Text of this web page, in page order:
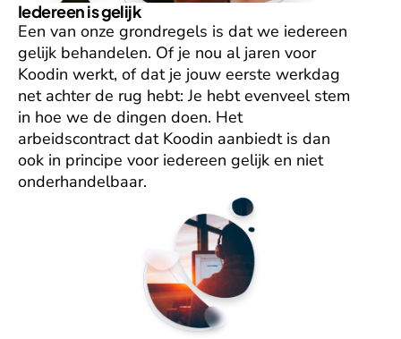
Iedereen is gelijk
Een van onze grondregels is dat we iedereen
gelijk behandelen. Of je nou al jaren voor
Koodin werkt, of dat je jouw eerste werkdag
net achter de rug hebt: Je hebt evenveel stem
in hoe we de dingen doen. Het
arbeidscontract dat Koodin aanbiedt is dan
ook in principe voor iedereen gelijk en niet
onderhandelbaar.